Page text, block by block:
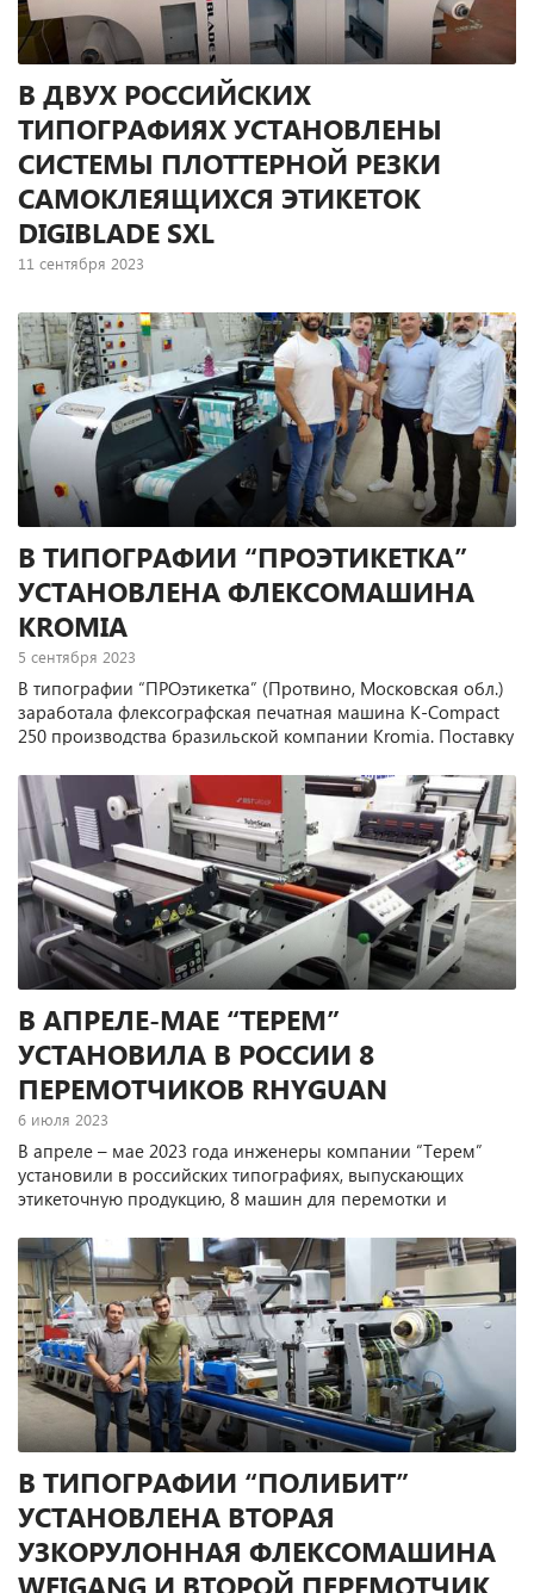
В ДВУХ РОССИЙСКИХ
ТИПОГРАФИЯХ УСТАНОВЛЕНЫ
СИСТЕМЫ ПЛОТТЕРНОЙ РЕЗКИ
САМОКЛЕЯЩИХСЯ ЭТИКЕТОК
DIGIBLADE SXL
11 сентября 2023
предприятии “МиГ” (Майкоп) специалистами компании
“Терем” установлены системы плоттерной резки DigiBlade
SXL, предназначенные для послепечатной обработки
самоклеящейся этикетки (DigiBlade является собственной
торговой маркой компании ТЕРЕМ).
В ТИПОГРАФИИ “ПРОЭТИКЕТКА”
УСТАНОВЛЕНА ФЛЕКСОМАШИНА
KROMIA
5 сентября 2023
В типографии “ПРОэтикетка” (Протвино, Московская обл.)
заработала флексографская печатная машина K-Compact
250 производства бразильской компании Kromia. Поставку
специалисты компании “Терем”, официального
дистрибьютора Kromia в России.
В АПРЕЛЕ-МАЕ “ТЕРЕМ”
УСТАНОВИЛА В РОССИИ 8
ПЕРЕМОТЧИКОВ RHYGUAN
6 июля 2023
В апреле – мае 2023 года инженеры компании “Терем”
установили в российских типографиях, выпускающих
этикеточную продукцию, 8 машин для перемотки и
Rhyguan.
В ТИПОГРАФИИ “ПОЛИБИТ”
УСТАНОВЛЕНА ВТОРАЯ
УЗКОРУЛОННАЯ ФЛЕКСОМАШИНА
WEIGANG И ВТОРОЙ ПЕРЕМОТЧИК